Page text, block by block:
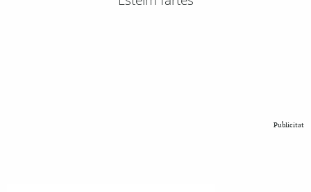
Publicitat